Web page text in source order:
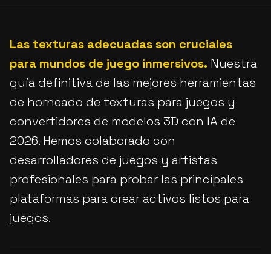
Las texturas adecuadas son cruciales
para mundos de juego inmersivos. Nuestra
guía definitiva de las mejores herramientas
de horneado de texturas para juegos y
convertidores de modelos 3D con IA de
2026. Hemos colaborado con
desarrolladores de juegos y artistas
profesionales para probar las principales
plataformas para crear activos listos para
juegos.